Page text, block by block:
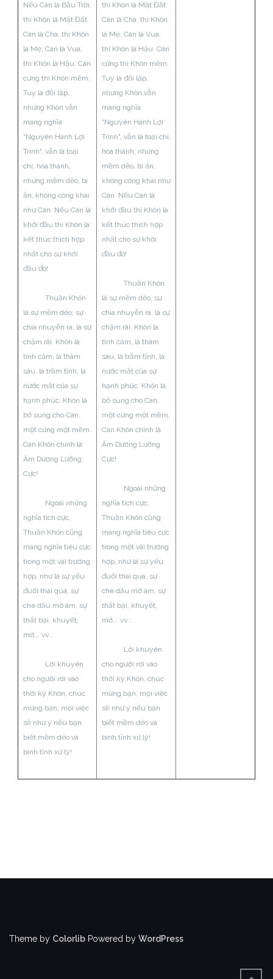
Nếu Càn là Bầu Trời,
thì Khôn là Mặt Đất.
Càn là Cha, thì Khôn
là Mẹ, Càn là Vua,
thì Khôn là Hậu. Càn
cứng thì Khôn mềm.
Tuy là đối lập,
nhưng Khôn vẫn
mang nghĩa
"Nguyên Hanh Lợi
Trinh", vẫn là toại
chí, hóa thành,
nhưng mềm dẽo, bí
ẩn, không công khai
như Càn. Nếu Càn là
khởi đầu thì Khôn là
kết thúc thích hợp
nhất cho sự khởi
đầu đó!
Thuần Khôn
là sự mềm dẻo, sự
chia nhuyễn ra, là sự
chậm rãi. Khôn là
tình cảm, là thâm
sâu, là trầm tĩnh, là
nước mắt của sự
hạnh phúc. Khôn là
bổ sung cho Càn,
một cứng một mềm.
Càn Khôn chính là
Âm Dương Lưỡng
Cực!
Ngoài những
nghĩa tích cực,
Thuần Khôn cũng
mang nghĩa tiêu cực
trong một vài trường
hợp, như là sự yếu
đuối thái quá, sự
che dấu mờ ám, sự
thất bại, khuyết,
mờ... vv...
Lời khuyên
cho người rơi vào
thời kỳ Khôn, chúc
mừng bạn, mọi việc
sẽ như ý nếu bạn
biết mềm dẻo và
bình tĩnh xử lý!
thì Khôn là Mặt Đất.
Càn là Cha, thì Khôn
là Mẹ, Càn là Vua,
thì Khôn là Hậu. Càn
cứng thì Khôn mềm.
Tuy là đối lập,
nhưng Khôn vẫn
mang nghĩa
"Nguyên Hanh Lợi
Trinh", vẫn là toại chí,
hóa thành, nhưng
mềm dẽo, bí ẩn,
không công khai như
Càn. Nếu Càn là
khởi đầu thì Khôn là
kết thúc thích hợp
nhất cho sự khởi
đầu đó!
Thuần Khôn
là sự mềm dẻo, sự
chia nhuyễn ra, là sự
chậm rãi. Khôn là
tình cảm, là thâm
sâu, là trầm tĩnh, là
nước mắt của sự
hạnh phúc. Khôn là
bổ sung cho Càn,
một cứng một mềm.
Càn Khôn chính là
Âm Dương Lưỡng
Cực!
Ngoài những
nghĩa tích cực,
Thuần Khôn cũng
mang nghĩa tiêu cực
trong một vài trường
hợp, như là sự yếu
đuối thái quá, sự
che dấu mờ ám, sự
thất bại, khuyết,
mờ... vv...
Lời khuyên
cho người rơi vào
thời kỳ Khôn, chúc
mừng bạn, mọi việc
sẽ như ý nếu bạn
biết mềm dẻo và
bình tĩnh xử lý!
Theme by Colorlib Powered by WordPress